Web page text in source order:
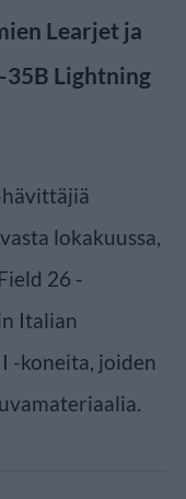
Learjet ja
35B Lightning
hävittäjiä
lokakuussa,
26 -
Italian
-koneita, joiden